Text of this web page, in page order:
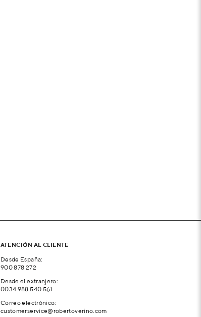
ATENCIÓN AL CLIENTE
Desde España:
900 878 272
Desde el extranjero:
0034 988 540 561
Correo electrónico:
customerservice@robertoverino.com